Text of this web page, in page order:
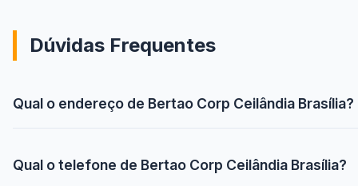
Dúvidas Frequentes
Qual o endereço de Bertao Corp Ceilândia Brasília?
Qual o telefone de Bertao Corp Ceilândia Brasília?